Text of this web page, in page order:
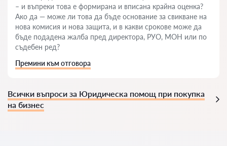
– и въпреки това е формирана и вписана крайна оценка?
Ако да — може ли това да бъде основание за свикване на
нова комисия и нова защита, и в какви срокове може да
бъде подадена жалба пред директора, РУО, МОН или по
съдебен ред?
Премини към отговора
Всички въпроси за Юридическа помощ при покупка
на бизнес